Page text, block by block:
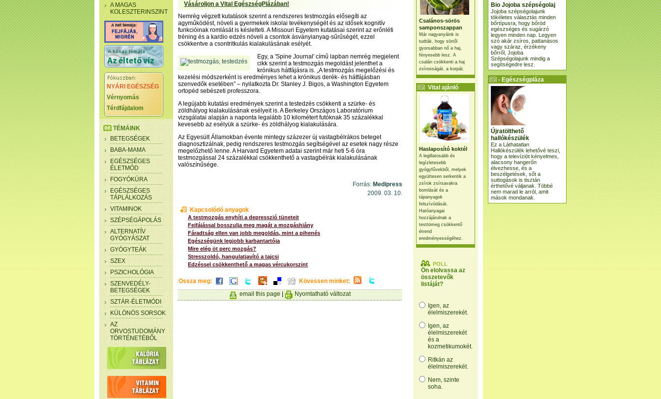
Csalános-sörös
samponszappan
Már nagyanyáink is
tudták, hogy sörtől
gyorsabban nő a haj,
fényesebb lesz. A
csalán csökkenti a haj
zsírosságát, a korpát.
Vital ajánló
Haslaposító koktél
A legillatosabb és
legízletesebb
gyógyfűvekből, melyek
együttesen serkentik a
zsírok zsírsavakra
bomlását és a
tápanyagok
felszívódását.
Hatóanyagai
hozzájárulnak a
testtömeg csökkentő
étrend
eredményességéhez.
POLL
Ön elolvassa az
összetevők
listáját?
Igen, az
élelmiszerekét.
Igen, az
élelmiszerekét
és a
kozmetikumokét.
Ritkán az
élelmiszerekét.
Nem, szinte
soha.
A MAGAS
KOLESZTERINSZINT
NYÁRI EGÉSZSÉG
Vérnyomás
Térdfájdalom
TÉMÁINK
BETEGSÉGEK
BABA-MAMA
EGÉSZSÉGES
ÉLETMÓD
FOGYÓKÚRA
EGÉSZSÉGES
TÁPLÁLKOZÁS
VITAMINOK
SZÉPSÉGÁPOLÁS
ALTERNATÍV
GYÓGYÁSZAT
GYÓGYTEÁK
SZEX
PSZICHOLÓGIA
SZENVEDÉLY-
BETEGSÉGEK
SZTÁR-ÉLETMÓDI
KÜLÖNÖS SORSOK
AZ
ORVOSTUDOMÁNY
TÖRTÉNETÉBŐL
Vásároljon a Vital EgészségPlázában!
Nemrég végzett kutatások szerint a rendszeres testmozgás elősegíti az
agyműködést, növeli a gyermekek iskolai tevékenységét és az idősek kognitív
funkcióinak romlását is késlelteti. A Missouri Egyetem kutatásai szerint az erőnléti
tréning és a kardio edzés növeli a csontok ásványianyag-sűrűségét, ezzel
csökkentve a csontritkulás kialakulásának esélyét.
Egy, a 'Spine Journal' című lapban nemrég megjelent
cikk szerint a testmozgás megoldást jelenthet a
krónikus hátfájásra is. „A testmozgás megelőzési és
kezelési módszerként is eredményes lehet a krónikus derék- és hátfájásban
szenvedők esetében” – nyilatkozta Dr. Stanley J. Bigos, a Washington Egyetem
ortopéd sebészeti professzora.
A legújabb kutatási eredmények szerint a testedzés csökkenti a szürke- és
zöldhályog kialakulásának esélyeit is. A Berkeley Országos Laboratórium
vizsgálatai alapján a naponta legalább 10 kilométert futóknak 35 százalékkal
kevesebb az esélyük a szürke- és zöldhályog kialakulására.
Az Egyesült Államokban évente mintegy százezer új vastagbélrákos beteget
diagnosztizálnak, pedig rendszeres testmozgás segítségével az esetek nagy része
megelőzhető lenne. A Harvard Egyetem adatai szerint már heti 5-6 óra
testmozgással 24 százalékkal csökkenthető a vastagbélrák kialakulásának
valószínűsége.
Forrás: Medipress
2009. 03. 10.
Kapcsolódó anyagok
A testmozgás enyhíti a depresszió tüneteit
Fejfájással bosszulja meg magát a mozgáshiány
Fáradtság ellen van jobb megoldás, mint a pihenés
Egészségünk legjobb karbantartója
Mire elég öt perc mozgás?
Stresszoldó, hangulatjavító a tajcsi
Edzéssel csökkenthető a magas vércukorszint
Ossza meg:
Kövessen minket:
email this page
Nyomtatható változat
Bio Jojoba szépségolaj
Jojoba szépségolajunk
tökéletes választás minden
bőrtípusra, hogy bőröd
egészséges és sugárzó
legyen minden nap. Legyen
szó akár zsíros, pattanásos
vagy száraz, érzékeny
bőrről, Jojoba
Szépségolajunk mindig a
segítségedre lesz.
- Egészségpláza
ajánlatunk -
Újratölthető
hallókészülék
Ez a Láthatatlan
Hallókészülék lehetővé teszi,
hogy a televíziót kényelmes,
alacsony hangerőn
élvezhesse, és a
beszélgetések, sőt a
suttogások is tisztán
érthetővé váljanak. Többé
nem marad le arról, amit
mások mondanak.